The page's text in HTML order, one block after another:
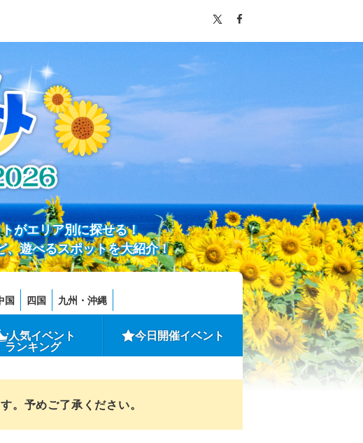
がエリア別に探せる！
、遊べるスポットを大紹介！
国 四国 九州・沖縄
人気イベント
ランキング
今日開催イベント
。予めご了承ください。